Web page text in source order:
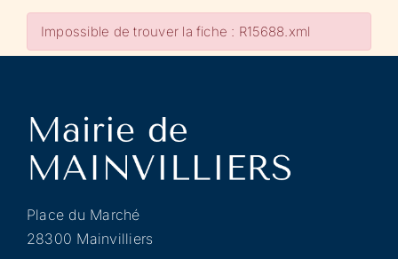
Impossible de trouver la fiche : R15688.xml
Place du Marché
28300 Mainvilliers